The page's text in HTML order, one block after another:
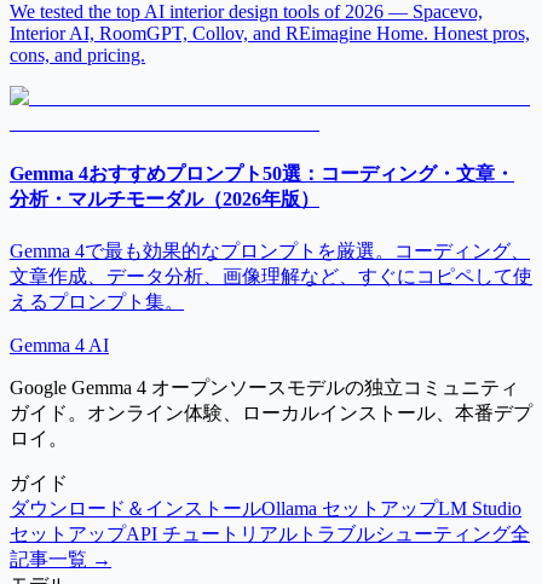
We tested the top AI interior design tools of 2026 — Spacevo,
Interior AI, RoomGPT, Collov, and REimagine Home. Honest pros,
cons, and pricing.
Gemma 4おすすめプロンプト50選：コーディング・文章・
分析・マルチモーダル（2026年版）
Gemma 4で最も効果的なプロンプトを厳選。コーディング、
文章作成、データ分析、画像理解など、すぐにコピペして使
えるプロンプト集。
Gemma 4 AI
Google Gemma 4 オープンソースモデルの独立コミュニティ
ガイド。オンライン体験、ローカルインストール、本番デプ
ロイ。
ガイド
ダウンロード＆インストールOllama セットアップLM Studio
セットアップAPI チュートリアル トラブルシューティング全
記事一覧 →